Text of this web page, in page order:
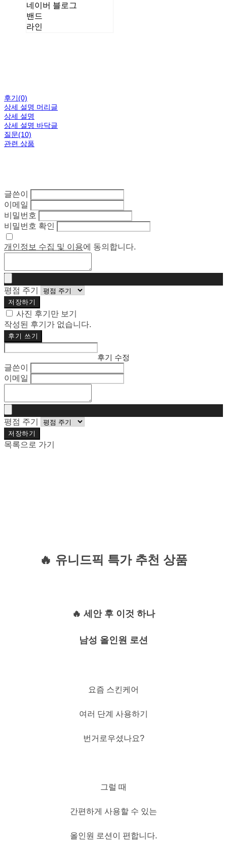
네이버 블로그
밴드
라인
후기(0)
상세 설명 머리글
상세 설명
상세 설명 바닥글
질문(10)
관련 상품
글쓴이
이메일
비밀번호
비밀번호 확인
개인정보 수집 및 이용에 동의합니다.
평점 주기
저장하기
사진 후기만 보기
작성된 후기가 없습니다.
후기 쓰기
후기 수정
글쓴이
이메일
평점 주기
저장하기
목록으로 가기
🔥 유니드픽 특가 추천 상품
🔥 세안 후 이것 하나
남성 올인원 로션
요즘 스킨케어
여러 단계 사용하기
번거로우셨나요?
그럴 때
간편하게 사용할 수 있는
올인원 로션이 편합니다.